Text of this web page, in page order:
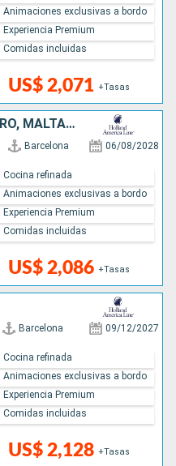
US$ 2,071 +Tasas
Animaciones exclusivas a bordo
Experiencia Premium
Comidas incluidas
GRECIA, ITALIA, MONTENEGRO, MALTA, TURQUÍA, ESPAÑA
Barcelona 06/08/2028
US$ 2,086 +Tasas
Cocina refinada
Animaciones exclusivas a bordo
Experiencia Premium
Comidas incluidas
Barcelona 09/12/2027
US$ 2,128 +Tasas
Cocina refinada
Animaciones exclusivas a bordo
Experiencia Premium
Comidas incluidas